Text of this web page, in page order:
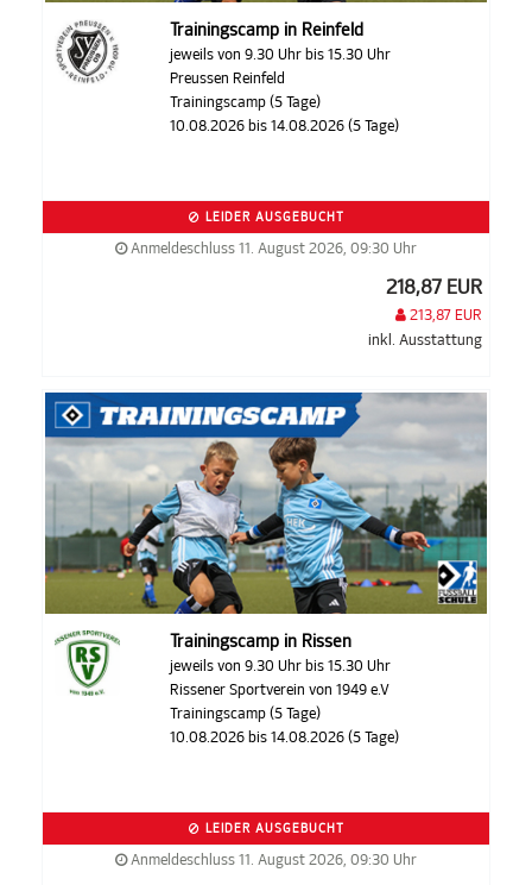
Trainingscamp in Reinfeld
jeweils von 9.30 Uhr bis 15.30 Uhr
Preussen Reinfeld
Trainingscamp (5 Tage)
10.08.2026 bis 14.08.2026 (5 Tage)
LEIDER AUSGEBUCHT
Anmeldeschluss 11. August 2026, 09:30 Uhr
218,87 EUR
213,87 EUR
inkl. Ausstattung
Trainingscamp in Rissen
jeweils von 9.30 Uhr bis 15.30 Uhr
Rissener Sportverein von 1949 e.V
Trainingscamp (5 Tage)
10.08.2026 bis 14.08.2026 (5 Tage)
LEIDER AUSGEBUCHT
Anmeldeschluss 11. August 2026, 09:30 Uhr